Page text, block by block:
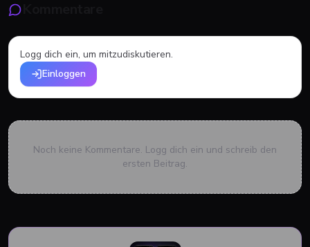
Logg dich ein, um mitzudiskutieren.
Einloggen
Noch keine Kommentare. Logg dich ein und schreib den
ersten Beitrag.